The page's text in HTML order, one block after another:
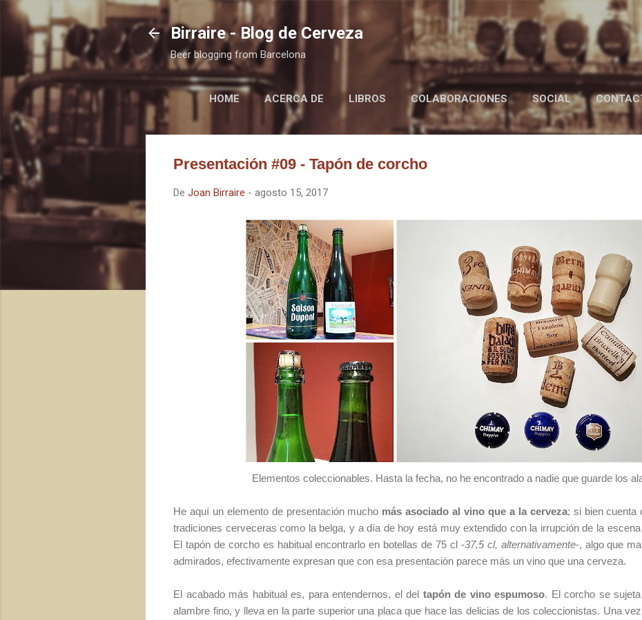
Ir al contenido principal
Birraire - Blog de Cerveza
Beer blogging from Barcelona
HOME ACERCA DE LIBROS COLABORACIONES SOCIAL
BIRRAIRE IN ENGLISH
Presentación #09 - Tapón de corcho
De Joan Birraire - agosto 15, 2017
Elementos coleccionables. Hasta la fecha, no he encontrado a nadie que guarde los
He aquí un elemento de presentación mucho más asociado al vino que a la cerveza; si bien cuenta
tradiciones cerveceras como la belga, y a día de hoy está muy extendido con la irrupción de la
El tapón de corcho es habitual encontrarlo en botellas de 75 cl -37,5 cl, alternativamente-, algo que
admirados, efectivamente expresan que con esa presentación parece más un vino que una cerveza.
El acabado más habitual es, para entendernos, el del tapón de vino espumoso. El corcho se
alambre fino, y lleva en la parte superior una placa que hace las delicias de los coleccionistas. Una